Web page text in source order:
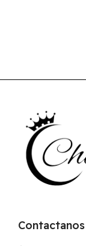
Contactanos